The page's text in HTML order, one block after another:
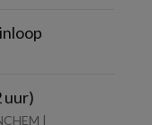
uur)
|